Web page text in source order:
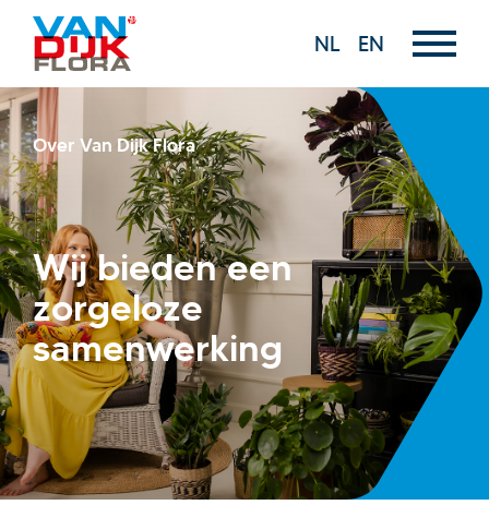
NL EN
Over Van Dijk Flora
Wij bieden een
zorgeloze
samenwerking